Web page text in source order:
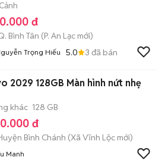
đ
Bình Tân (P. An Lạc mới)
Trọng Hiếu 5.0 3 đã bán
2029 128GB Màn hình nứt nhẹ
khác 128 GB
đ
Bình Chánh (Xã Vĩnh Lộc mới)
Manh